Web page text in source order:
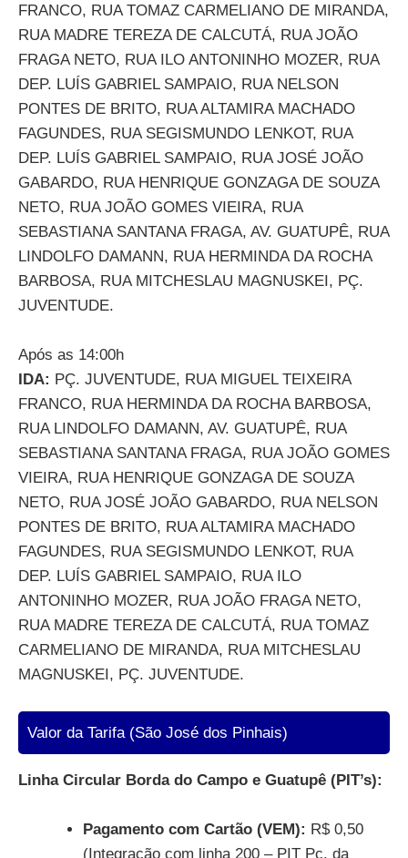
FRANCO, RUA TOMAZ CARMELIANO DE MIRANDA,
RUA MADRE TEREZA DE CALCUTÁ, RUA JOÃO
FRAGA NETO, RUA ILO ANTONINHO MOZER, RUA
DEP. LUÍS GABRIEL SAMPAIO, RUA NELSON
PONTES DE BRITO, RUA ALTAMIRA MACHADO
FAGUNDES, RUA SEGISMUNDO LENKOT, RUA
DEP. LUÍS GABRIEL SAMPAIO, RUA JOSÉ JOÃO
GABARDO, RUA HENRIQUE GONZAGA DE SOUZA
NETO, RUA JOÃO GOMES VIEIRA, RUA
SEBASTIANA SANTANA FRAGA, AV. GUATUPÊ, RUA
LINDOLFO DAMANN, RUA HERMINDA DA ROCHA
BARBOSA, RUA MITCHESLAU MAGNUSKEI, PÇ.
JUVENTUDE.
Após as 14:00h
IDA: PÇ. JUVENTUDE, RUA MIGUEL TEIXEIRA
FRANCO, RUA HERMINDA DA ROCHA BARBOSA,
RUA LINDOLFO DAMANN, AV. GUATUPÊ, RUA
SEBASTIANA SANTANA FRAGA, RUA JOÃO GOMES
VIEIRA, RUA HENRIQUE GONZAGA DE SOUZA
NETO, RUA JOSÉ JOÃO GABARDO, RUA NELSON
PONTES DE BRITO, RUA ALTAMIRA MACHADO
FAGUNDES, RUA SEGISMUNDO LENKOT, RUA
DEP. LUÍS GABRIEL SAMPAIO, RUA ILO
ANTONINHO MOZER, RUA JOÃO FRAGA NETO,
RUA MADRE TEREZA DE CALCUTÁ, RUA TOMAZ
CARMELIANO DE MIRANDA, RUA MITCHESLAU
MAGNUSKEI, PÇ. JUVENTUDE.
Valor da Tarifa (São José dos Pinhais)
Linha Circular Borda do Campo e Guatupê (PIT’s):
Pagamento com Cartão (VEM): R$ 0,50
(Integração com linha 200 – PIT Pç. da